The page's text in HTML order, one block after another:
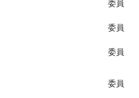
委員
委員
委員
委員